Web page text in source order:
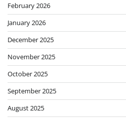
February 2026
January 2026
December 2025
November 2025
October 2025
September 2025
August 2025